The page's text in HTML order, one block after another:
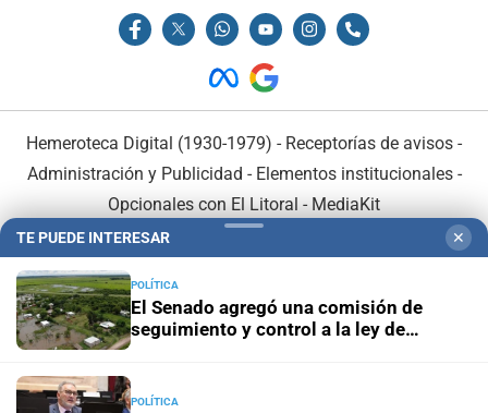
Hemeroteca Digital (1930-1979) - Receptorías de avisos -
Administración y Publicidad - Elementos institucionales-
Opcionales con El Litoral - MediaKit
En Asociación con:
TE PUEDE INTERESAR ✕
POLÍTICA
El Senado agregó una comisión de
seguimiento y control a la ley de
POLÍTICA